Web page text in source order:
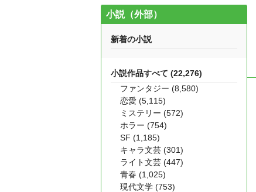
小説（外部）
新着の小説
小説作品すべて (22,276)
ファンタジー (8,580)
恋愛 (5,115)
ミステリー (572)
ホラー (754)
SF (1,185)
キャラ文芸 (301)
ライト文芸 (447)
青春 (1,025)
現代文学 (753)